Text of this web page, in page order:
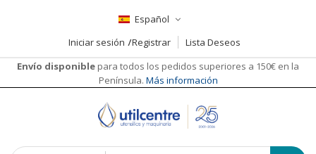
Español
Iniciar sesión
Registrar
Lista Deseos
Envío disponible para todos los pedidos superiores a 150€ en la
Península. Más información